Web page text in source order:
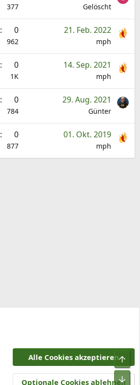
377 Gelöscht
0
962
21. Feb. 2022
mph
0
1K
14. Sep. 2021
mph
0
784
29. Aug. 2021
Günter
0
877
01. Okt. 2019
mph
Datenschutz Hilfe und Impressum
R
Alle Cookies akzeptieren
Optionale Cookies ablehnen